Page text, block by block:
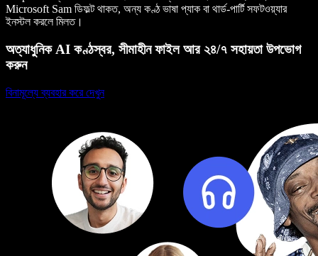
Microsoft Sam ডিফল্ট থাকত, অন্য কণ্ঠ ভাষা প্যাক বা থার্ড-পার্টি সফটওয়্যার
ইনস্টল করলে মিলত।
অত্যাধুনিক AI কণ্ঠস্বর, সীমাহীন ফাইল আর ২৪/৭ সহায়তা উপভোগ
করুন
বিনামূল্যে ব্যবহার করে দেখুন